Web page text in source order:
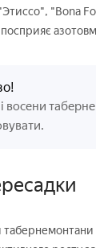
"Bona
восени